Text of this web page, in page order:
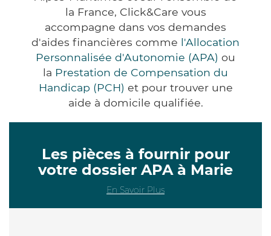
la France, Click&Care vous
accompagne dans vos demandes
d'aides financières comme l'Allocation
Personnalisée d'Autonomie (APA) ou
la Prestation de Compensation du
Handicap (PCH) et pour trouver une
aide à domicile qualifiée.
Les pièces à fournir pour
votre dossier APA à Marie
En Savoir Plus